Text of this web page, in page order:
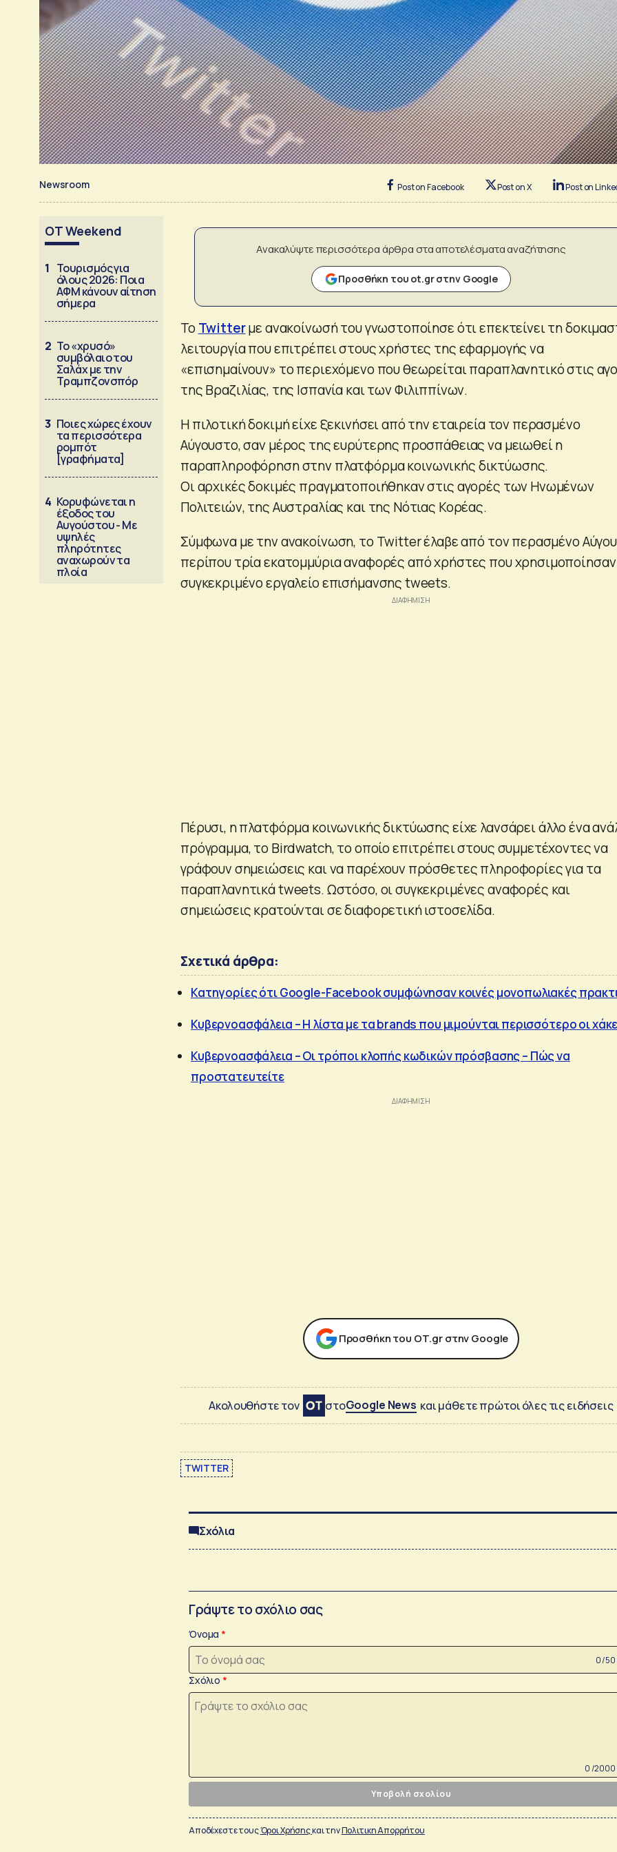
Newsroom Post on Facebook Post on X Post on
OT Weekend
1 Τουρισμός για
όλους 2026: Ποια
ΑΦΜ κάνουν αίτηση
σήμερα
2 Το «χρυσό»
συμβόλαιο του
Σαλάχ με την
Τραμπζονσπόρ
3 Ποιες χώρες έχουν
τα περισσότερα
ρομπότ
[γραφήματα]
4 Κορυφώνεται η
έξοδος του
Αυγούστου - Με
υψηλές
πληρότητες
αναχωρούν τα
πλοία
Ανακαλύψτε περισσότερα άρθρα στα αποτελέσματα αναζήτησης
Προσθήκη του ot.gr στην Google
ΤοTwitterμε ανακοίνωσή του γνωστοποίησε ότι επεκτείνει τη
λειτουργία που επιτρέπει στους χρήστες της εφαρμογής να
«επισημαίνουν» το περιεχόμενο που θεωρείται παραπλανητικό στις
της Βραζιλίας, της Ισπανία και των Φιλιππίνων.
Η πιλοτική δοκιμή είχε ξεκινήσει από την εταιρεία τον περασμένο
Αύγουστο, σαν μέρος της ευρύτερης προσπάθειας να μειωθεί η
παραπληροφόρηση στην πλατφόρμα κοινωνικής δικτύωσης.
Οι αρχικές δοκιμές πραγματοποιήθηκαν στις αγορές των Ηνωμένων
Πολιτειών, της Αυστραλίας και της Νότιας Κορέας.
Σύμφωνα με την ανακοίνωση, το Twitter έλαβε από τον περασμένο
περίπου τρία εκατομμύρια αναφορές από χρήστες που
συγκεκριμένο εργαλείο επισήμανσης tweets.
Πέρυσι, η πλατφόρμα κοινωνικής δικτύωσης είχε λανσάρει άλλο ένα
πρόγραμμα, το Birdwatch, το οποίο επιτρέπει στους συμμετέχοντες να
γράφουν σημειώσεις και να παρέχουν πρόσθετες πληροφορίες για τα
παραπλανητικά tweets. Ωστόσο, οι συγκεκριμένες αναφορές και
σημειώσεις κρατούνται σε διαφορετική ιστοσελίδα.
Σχετικά άρθρα:
Κατηγορίες ότι Google-Facebook συμφώνησαν κοινές μονοπωλιακές
Κυβερνοασφάλεια – Η λίστα με τα brands που μιμούνται περισσότερο οι
Κυβερνοασφάλεια – Οι τρόποι κλοπής κωδικών πρόσβασης – Πώς να
προστατευτείτε
Προσθήκη του ΟΤ.gr στην Google
Ακολουθήστε τον στοGoogle News και μάθετε πρώτοι όλες τις ειδήσεις
TWITTER
Σχόλια
Γράψτε το σχόλιο σας
Όνομα
0 /50
Σχόλιο
0 /2000
Υποβολή σχολίου
Αποδέχεστε τουςΌροι Χρήσηςκαι τηνΠολιτικη Απορρήτου